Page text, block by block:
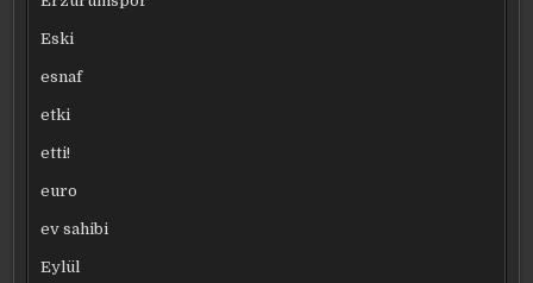
Eski
esnaf
etki
etti!
euro
ev sahibi
Eylül